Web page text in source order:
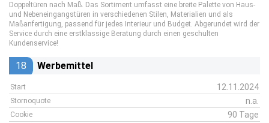
Doppeltüren nach Maß. Das Sortiment umfasst eine breite Palette von Haus-
und Nebeneingangstüren in verschiedenen Stilen, Materialien und als
Maßanfertigung, passend für jedes Interieur und Budget. Abgerundet wird der
Service durch eine erstklassige Beratung durch einen geschulten
Kundenservice!
18 Werbemittel
Start 12.11.2024
Stornoquote n.a.
Cookie 90 Tage